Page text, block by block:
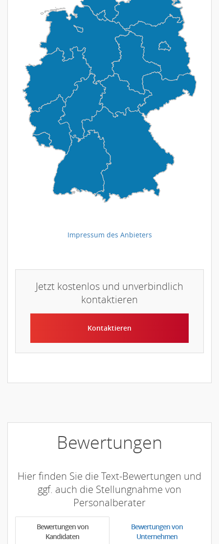
Impressum des Anbieters
Jetzt kostenlos und unverbindlich
kontaktieren
Kontaktieren
Bewertungen
Hier finden Sie die Text-Bewertungen und
ggf. auch die Stellungnahme von
Personalberater
Bewertungen von
Kandidaten
Bewertungen von
Unternehmen